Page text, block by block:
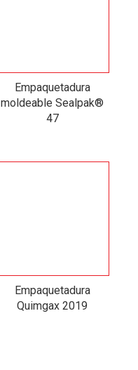
Empaquetadura
moldeable Sealpak®
47
Empaquetadura
Quimgax 2019